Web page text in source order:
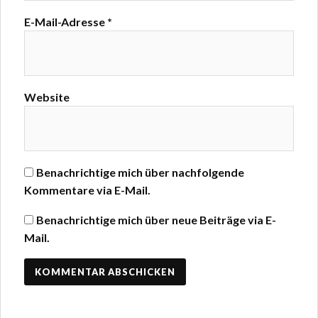
E-Mail-Adresse *
Website
Benachrichtige mich über nachfolgende
Kommentare via E-Mail.
Benachrichtige mich über neue Beiträge via E-
Mail.